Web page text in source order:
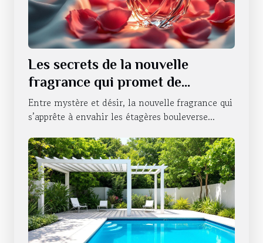
Les secrets de la nouvelle
fragrance qui promet de
révolutionner la séduction
Entre mystère et désir, la nouvelle fragrance qui
s’apprête à envahir les étagères bouleverse...